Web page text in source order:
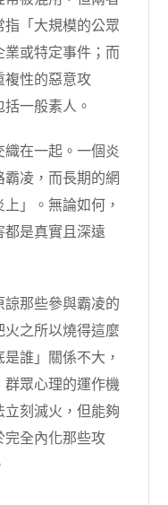
「大規模的公眾
或特定事件；而
複性的惡意攻
一般素人。
在一起。一個炎
凌，而長期的網
」。無論如何，
是真實且深遠
那些參與霸凌的
之所以燒得這麼
誰」關係不大，
眾心理的運作機
刻滅火，但能夠
完全內化那些攻